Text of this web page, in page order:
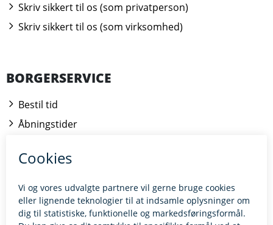
Skriv sikkert til os (som privatperson)
Skriv sikkert til os (som virksomhed)
BORGERSERVICE
Bestil tid
Åbningstider
Kontakt borgerrådgiveren
BILLUND.DK